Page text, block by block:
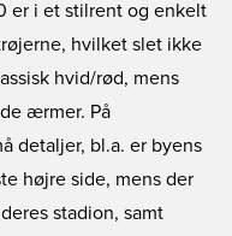
er i et stilrent og enkelt
hvilket slet ikke
hvid/rød, mens
ærmer. På
detaljer, bl.a. er byens
højre side, mens der
stadion, samt